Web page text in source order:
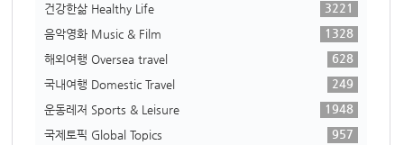
건강한삶 Healthy Life
3221
음악영화 Music & Film
1328
해외여행 Oversea travel
628
국내여행 Domestic Travel
249
운동레저 Sports & Leisure
1948
국제토픽 Global Topics
957